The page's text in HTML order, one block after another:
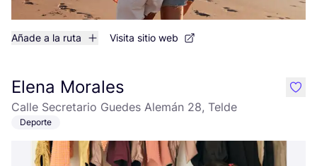
Añade a la ruta Visita sitio web
Elena Morales
Calle Secretario Guedes Alemán 28, Telde
Deporte
like